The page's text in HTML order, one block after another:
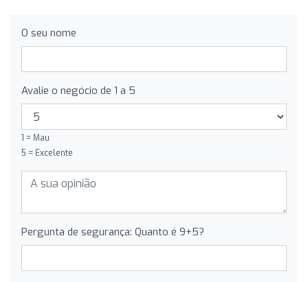
O seu nome
Avalie o negócio de 1 a 5
1 = Mau
5 = Excelente
Pergunta de segurança: Quanto é 9+5?